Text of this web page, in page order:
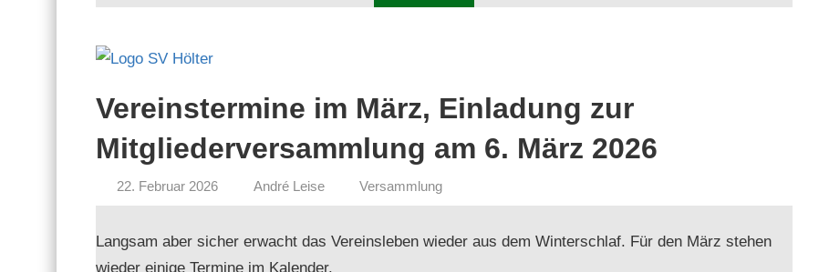
Vereinstermine im März, Einladung zur
Mitgliederversammlung am 6. März 2026
22. Februar 2026 André Leise Versammlung
Langsam aber sich­er erwacht das Vere­insleben wieder aus dem Win­ter­schlaf. Für den März ste­hen
wieder einige Ter­mine im Kalender.